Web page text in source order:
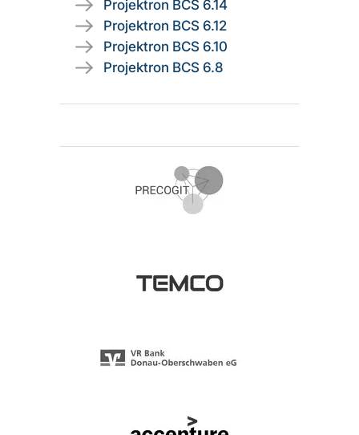
Projektron BCS 6.14
Projektron BCS 6.12
Projektron BCS 6.10
Projektron BCS 6.8